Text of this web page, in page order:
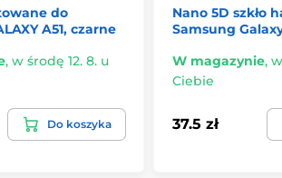
poglądowy.
zaletą tego szkła hartowanego do
A51 jest jegobardzo łatwa aplikacja
do
A51, czarne
, w środę 12. 8. u
Do koszyka
Nano 5D szkło
Samsung
W magazynie,
Ciebie
37.5 zł